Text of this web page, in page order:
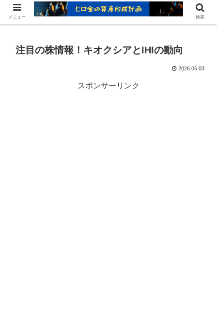
ヒロ金の資産形成レシピ：賢いお金の増やし方
注目の株情報！キオクシアとIHIの動向
2026.06.03
スポンサーリンク
メニュー 検索